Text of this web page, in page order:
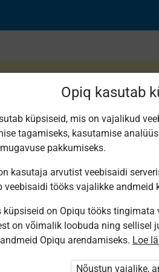
ole Opiqusse sisse logitud.
paketi „Erakasutaja 2024/25”
Opiq kasutab
küpsiseid, mis on vajalikud
tagamiseks, kasutamise
pakkumiseks.
kasutaja arvutist veebisaidi
veebisaidi tööks vajalikke andmeid
küpsiseid on Opiqu tööks
on võimalik loobuda ning sellisel
Opiqu arendamiseks. Loe
Nõustun vajalike,